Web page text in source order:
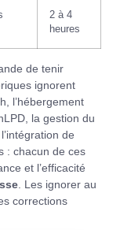
2 à 4
heures
de tenir
ignorent
l’hébergement
la gestion du
de
: chacun de ces
et l’efficacité
. Les ignorer au
corrections